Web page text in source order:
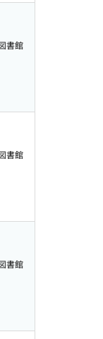
書館
書館
書館